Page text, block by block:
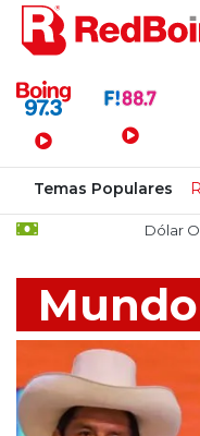
Menú
Temas Populares
Dólar Oficial:
Mundo